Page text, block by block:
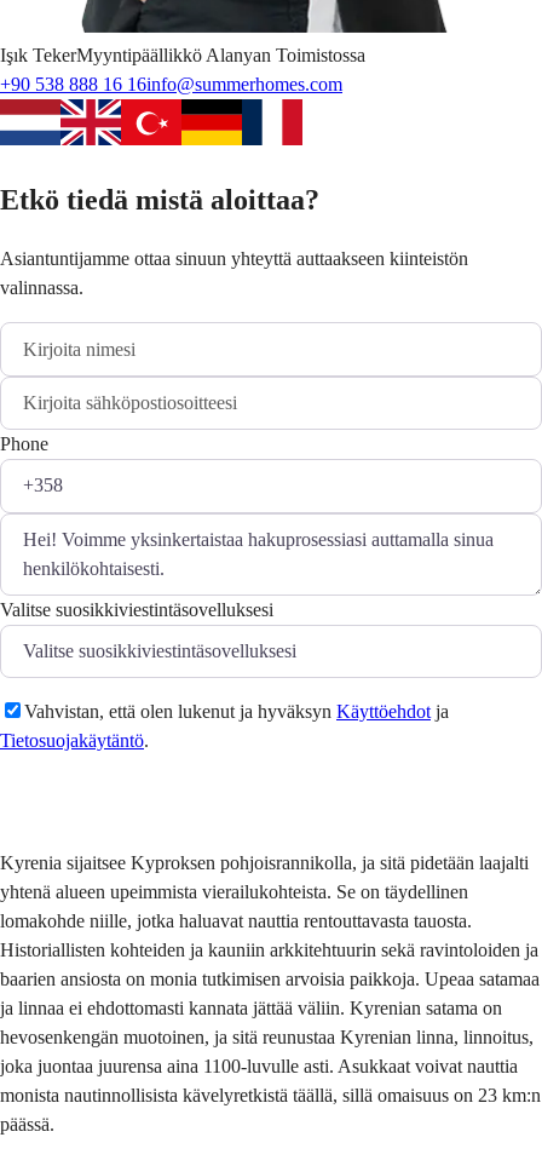
Işık TekerMyyntipäällikkö Alanyan Toimistossa
+90 538 888 16 16info@summerhomes.com
Etkö tiedä mistä aloittaa?
Asiantuntijamme ottaa sinuun yhteyttä auttaakseen kiinteistön
valinnassa.
Phone
Valitse suosikkiviestintäsovelluksesi
Vahvistan, että olen lukenut ja hyväksyn Käyttöehdot ja
Tietosuojakäytäntö.
Kyrenia sijaitsee Kyproksen pohjoisrannikolla, ja sitä pidetään laajalti
yhtenä alueen upeimmista vierailukohteista. Se on täydellinen
lomakohde niille, jotka haluavat nauttia rentouttavasta tauosta.
Historiallisten kohteiden ja kauniin arkkitehtuurin sekä ravintoloiden ja
baarien ansiosta on monia tutkimisen arvoisia paikkoja. Upeaa satamaa
ja linnaa ei ehdottomasti kannata jättää väliin. Kyrenian satama on
hevosenkengän muotoinen, ja sitä reunustaa Kyrenian linna, linnoitus,
joka juontaa juurensa aina 1100-luvulle asti. Asukkaat voivat nauttia
monista nautinnollisista kävelyretkistä täällä, sillä omaisuus on 23 km:n
päässä.